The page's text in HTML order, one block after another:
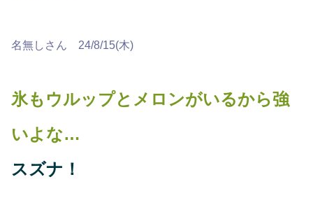
名無しさん 24/8/15(木)
氷もウルップとメロンがいるから強
いよな…
スズナ！